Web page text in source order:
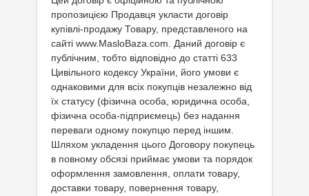
Присадки в паливо
Автокосметика
Трансмісійні оливи
Сервісні продукти
Обладнання
Догляд за кондиціонером
Клеї і герметики
пропозицією Продавця укласти договір
купівлі-продажу Товару, представленого на
сайті www.MasloBaza.com . Даний договір є
публічним, тобто відповідно до статті 633
Цивільного кодексу України, його умови є
однаковими для всіх покупців незалежно від
їх статусу (фізична особа, юридична особа,
фізична особа-підприємець) без надання
переваги одному покупцю перед іншим.
Шляхом укладення цього Договору покупець
в повному обсязі приймає умови та порядок
оформлення замовлення, оплати товару,
доставки товару, повернення товару,